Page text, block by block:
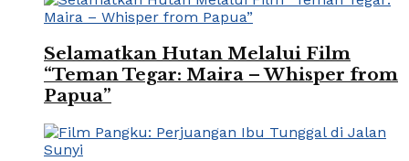
Selamatkan Hutan Melalui Film
“Teman Tegar: Maira – Whisper from
Papua”